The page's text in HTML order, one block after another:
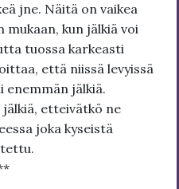
jne. Näitä on vaikea
kun jälkiä voi
tuossa karkeasti
että niissä levyissä
enemmän jälkiä.
jälkiä, etteivätkö ne
joka kyseistä